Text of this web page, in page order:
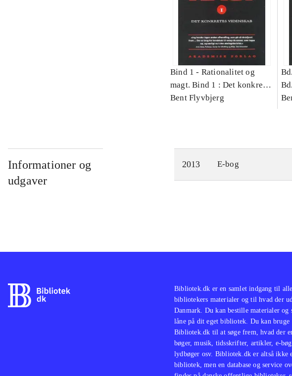
Bind 1 - Rationalitet og
magt. Bind 1 : Det konkretes
videnskab
Bent Flyvbjerg
Informationer og
udgaver
2013 E-bog
Bibliotek.dk er en samlet indgang til
bibliotekers materialer og til hvad der
Danmark. Du kan bestille materialer og
låne på dit eget bibliotek. Du kan bruge
Bibliotek.dk til at søge frem, hvad der
bøger, musik, tidsskrifter, artikler, e-
lydbøger osv. Bibliotek.dk er altså ikke
bibliotek, men en database og service